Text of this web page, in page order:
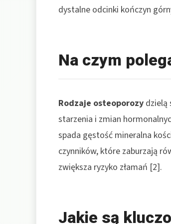
dystalne odcinki kończyn
Na czym
Rodzaje osteoporozy dzielą
starzenia i zmian
spada gęstość mineralna
czynników, które zaburzają
zwiększa ryzyko złamań [2].
Jakie są